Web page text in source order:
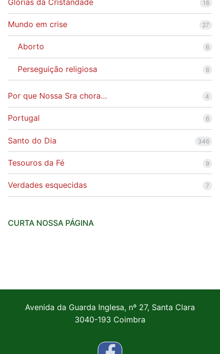
18
Mundo em crise 27
Aborto 6
Perseguição religiosa 6
Por que Nossa Sra chora… 4
Portugal 6
Santo do Dia 346
Tesouros da Fé 9
Verdades esquecidas 7
CURTA NOSSA PÁGINA
Avenida da Guarda Inglesa, nº 27, Santa Clara
3040-193 Coimbra